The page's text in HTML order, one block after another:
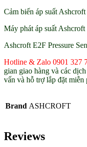
Cảm biến áp suất
Máy phát áp suất Ashcroft
Ashcroft E2F Pressure
Hotline & Zalo 0901 327
gian giao hàng và các
vấn và hỗ trợ lắp đặt miễn
Brand ASHCROFT
Reviews